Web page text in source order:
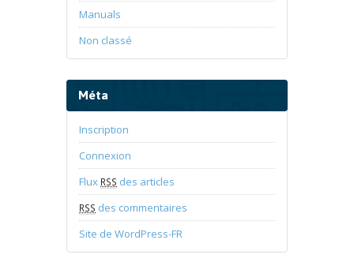
Manuals
Non classé
Méta
Inscription
Connexion
Flux RSS des articles
RSS des commentaires
Site de WordPress-FR